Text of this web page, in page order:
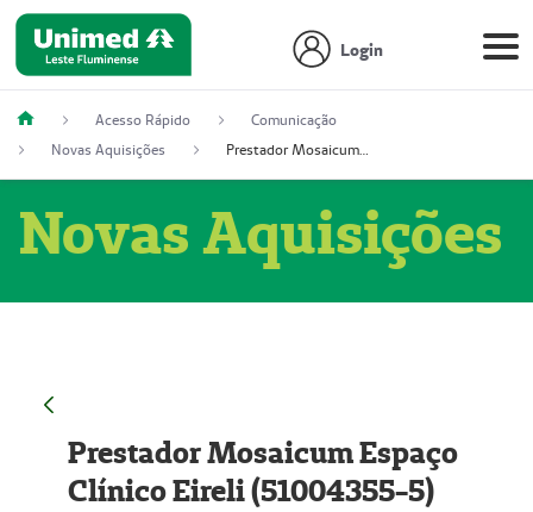
Login
Acesso Rápido
Comunicação
Novas Aquisições
Prestador Mosaicum Espaço Clínico Eireli (51004355-5)
Novas Aquisições
Prestador Mosaicum Espaço
Clínico Eireli (51004355-5)